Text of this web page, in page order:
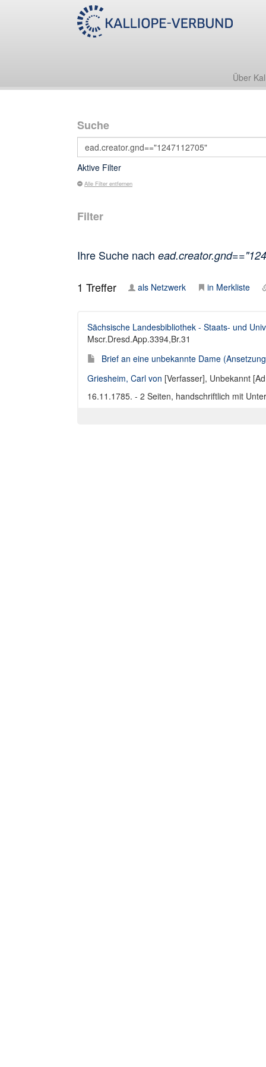
Über
Suche
Aktive Filter
Alle Filter entfernen
Filter
Ihre Suche nach
1 Treffer als Netzwerk in Merkliste
Sächsische Landesbibliothek - Staats- und
Mscr.Dresd.App.3394,Br.31
Brief an eine unbekannte Dame
Griesheim, Carl von [Verfasser], Unbekannt
16.11.1785. - 2 Seiten, handschriftlich mit